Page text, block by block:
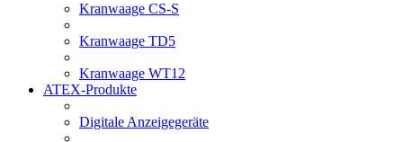
Kranwaage CS-S
Kranwaage TD5
Kranwaage WT12
ATEX-Produkte
Digitale Anzeigegeräte